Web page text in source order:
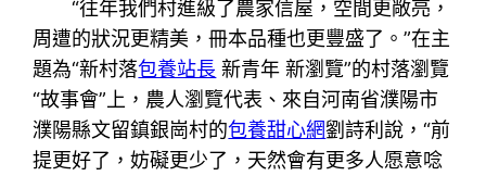
“往年我們村進級了農家信屋，空間更敞亮，
周遭的狀況更精美，冊本品種也更豐盛了。”在主
題為“新村落包養站長 新青年 新瀏覽”的村落瀏覽
“故事會”上，農人瀏覽代表、來自河南省濮陽市
濮陽縣文留鎮銀崗村的包養甜心網劉詩利說，“前
提更好了，妨礙更少了，天然會有更多人愿意唸